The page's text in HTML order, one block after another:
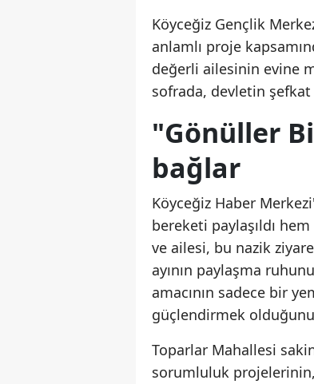
Köyceğiz Gençlik
anlamlı proje
değerli ailesinin evine
sofrada, devletin
"Gönüller
bağlar
Köyceğiz Haber
bereketi paylaşıldı
ve ailesi, bu nazik
ayının paylaşma
amacının sadece bir
güçlendirmek
Toparlar Mahallesi
sorumluluk